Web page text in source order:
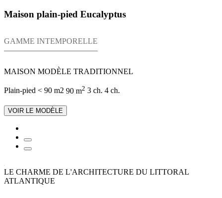
Maison plain-pied Eucalyptus
GAMME INTEMPORELLE
MAISON MODÈLE TRADITIONNEL
Plain-pied < 90 m2 90 m2 3 ch. 4 ch.
VOIR LE MODÈLE
LE CHARME DE L'ARCHITECTURE DU LITTORAL
ATLANTIQUE